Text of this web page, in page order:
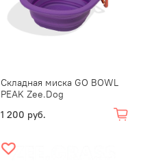
Складная миска GO BOWL
PEAK Zee.Dog
1 200 руб.